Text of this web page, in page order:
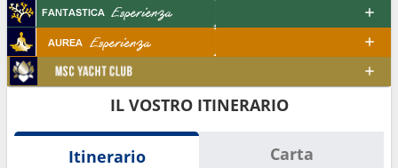
IL VOSTRO ITINERARIO
Itinerario Carta